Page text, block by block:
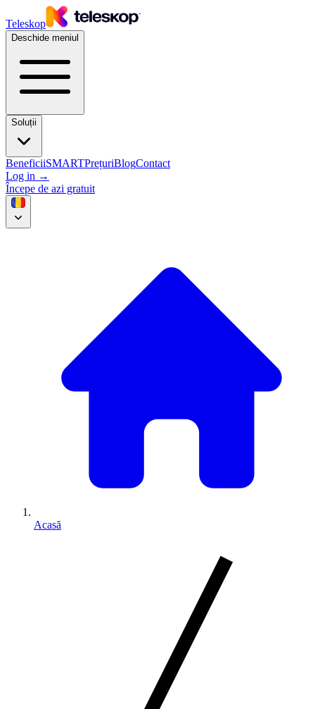
Teleskop
Deschide meniul
Soluții
BeneficiiSMARTPrețuriBlogContact
Log in →
Începe de azi gratuit
Acasă